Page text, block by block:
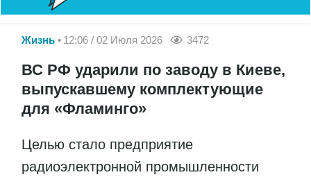
Жизнь 12:06 / 02 Июля 2026 3472
ВС РФ ударили по заводу в Киеве,
выпускавшему комплектующие
для «Фламинго»
Целью стало предприятие
радиоэлектронной промышленности